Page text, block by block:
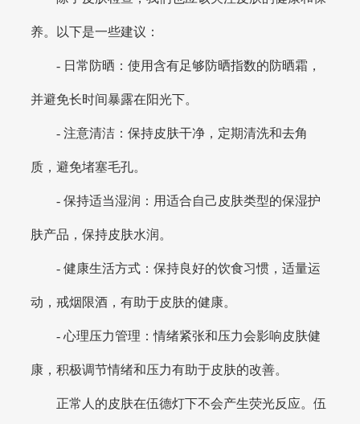
养。以下是一些建议：
- 日常防晒：使用含有足够防晒指数的防晒霜，
并避免长时间暴露在阳光下。
- 注意清洁：保持皮肤干净，定期清洗和去角
质，避免堵塞毛孔。
- 保持适当湿润：用适合自己皮肤类型的保湿护
肤产品，保持皮肤水润。
- 健康生活方式：保持良好的饮食习惯，适量运
动，戒烟限酒，有助于皮肤的健康。
- 心理压力管理：情绪紧张和压力会影响皮肤健
康，积极调节情绪和压力有助于皮肤的改善。
正常人的皮肤在伍德灯下不会产生荧光反应。伍